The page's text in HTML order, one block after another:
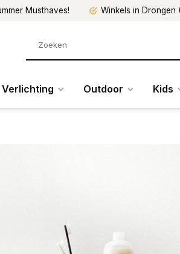
Musthaves! Winkels in Drongen
Verlichting Outdoor Kids